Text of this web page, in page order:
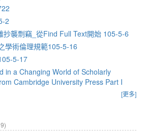
2
抄襲剽竊_從Find Full Text開始 105-5-6
學術倫理規範105-5-16
5-17
in a Changing World of Scholarly
Cambridge University Press Part I
[更多]